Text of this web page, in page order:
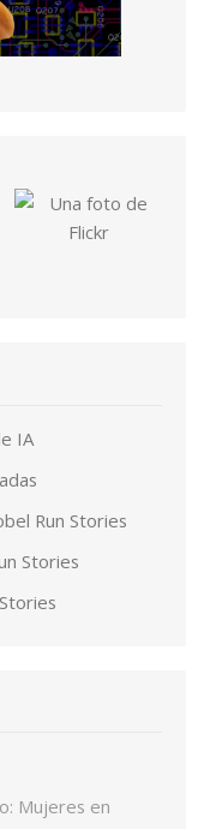
IA
Run Stories
Stories
Mujeres en